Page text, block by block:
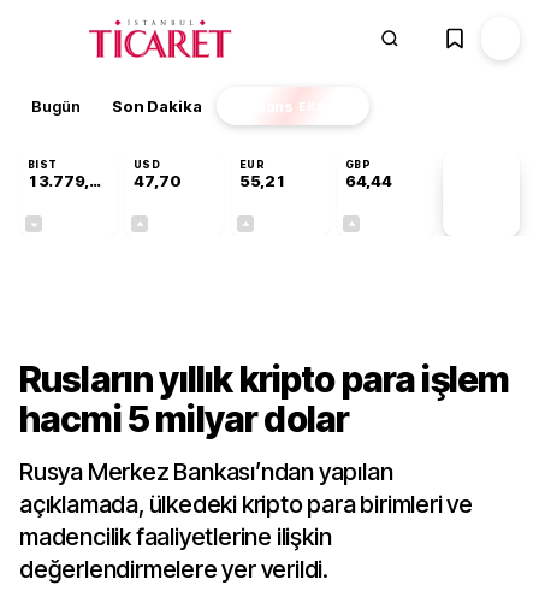
Bugün Son Dakika Finans EKSTRA
BIST
13.779,39
USD
47,70
EUR
55,21
GBP
64,44
Rusların yıllık kripto para işlem
hacmi 5 milyar dolar
Rusya Merkez Bankası’ndan yapılan
açıklamada, ülkedeki kripto para birimleri ve
madencilik faaliyetlerine ilişkin
değerlendirmelere yer verildi.